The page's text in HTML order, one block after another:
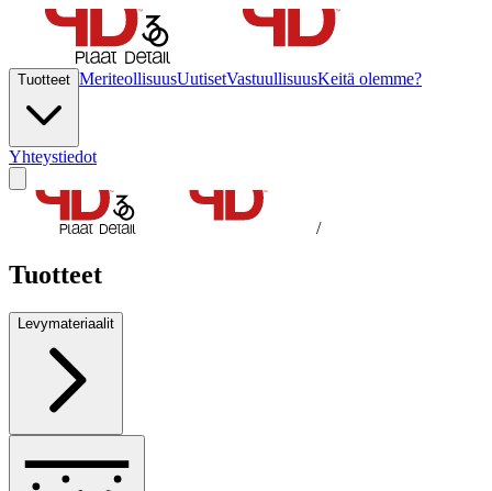
Tuotteet MeriteollisuusUutisetVastuullisuusKeitä olemme?
Yhteystiedot
/
Tuotteet
Levymateriaalit